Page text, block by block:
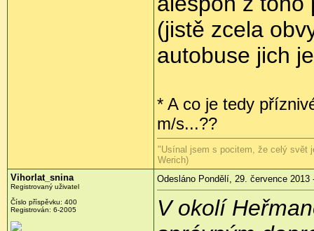
(jistě zcela
autobuse jich
* A co je tedy
m/s...??
"Usínal jsem s pocitem, že celý svět
Werich)
Vihorlat_snina
Registrovaný uživatel
Číslo příspěvku: 400
Registrován: 6-2005
Odesláno Pondělí, 29. července 2013
V okolí